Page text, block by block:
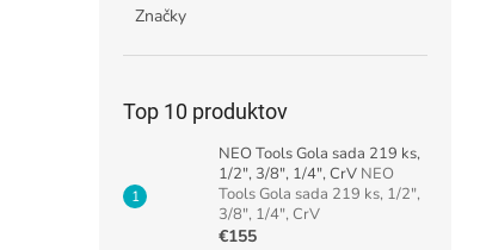
Značky
Top 10 produktov
NEO Tools Gola sada 219 ks,
1/2", 3/8", 1/4", CrV NEO
Tools Gola sada 219 ks, 1/2",
3/8", 1/4", CrV
€155